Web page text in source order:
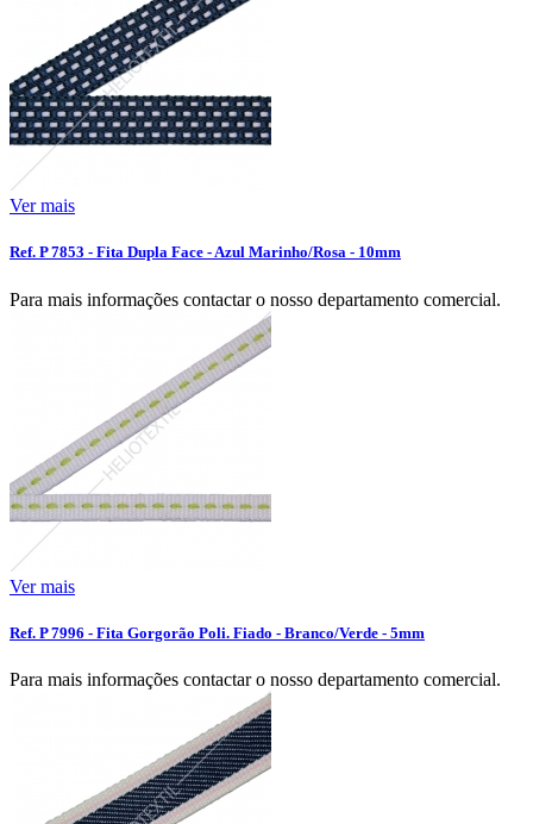
Ver mais
Ref. P 7853 - Fita Dupla Face - Azul Marinho/Rosa - 10mm
Para mais informações contactar o nosso departamento comercial.
Ver mais
Ref. P 7996 - Fita Gorgorão Poli. Fiado - Branco/Verde - 5mm
Para mais informações contactar o nosso departamento comercial.